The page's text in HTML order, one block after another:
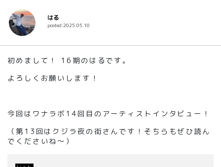
はる
posted:2025.05.10
初めまして！ 16期のはるです。
よろしくお願いします！
今回はワナラボ14回目のアーティストインタビュー！
（第13回はクジラ夜の街さんです！そちらもぜひ読ん
でくださいね〜）